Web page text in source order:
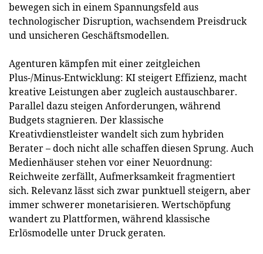
bewegen sich in einem Spannungsfeld aus
technologischer Disruption, wachsendem Preisdruck
und unsicheren Geschäftsmodellen.
Agenturen kämpfen mit einer zeitgleichen
Plus-/Minus-Entwicklung: KI steigert Effizienz, macht
kreative Leistungen aber zugleich austauschbarer.
Parallel dazu steigen Anforderungen, während
Budgets stagnieren. Der klassische
Kreativdienstleister wandelt sich zum hybriden
Berater – doch nicht alle schaffen diesen Sprung. Auch
Medienhäuser stehen vor einer Neuordnung:
Reichweite zerfällt, Aufmerksamkeit fragmentiert
sich. Relevanz lässt sich zwar punktuell steigern, aber
immer schwerer monetarisieren. Wertschöpfung
wandert zu Plattformen, während klassische
Erlösmodelle unter Druck geraten.